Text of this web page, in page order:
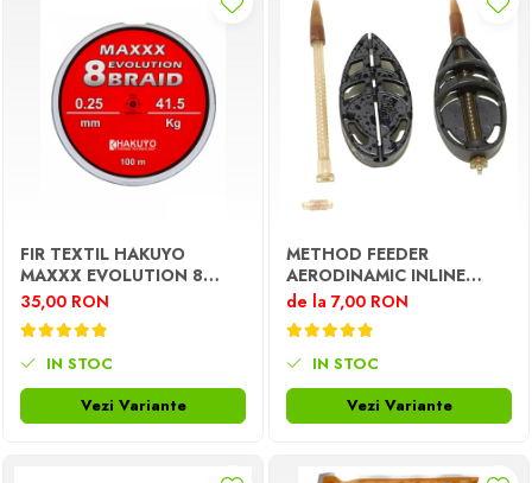
FIR TEXTIL HAKUYO
MAXXX EVOLUTION 8
BRAID 100M
35,00 RON
IN STOC
Vezi Variante
METHOD FEEDER
AERODINAMIC INLINE
DISTANCE
de la 7,00 RON
IN STOC
Vezi Variante